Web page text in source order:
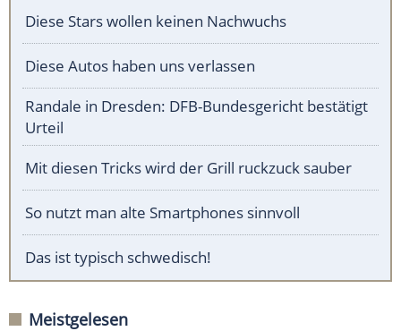
Diese Stars wollen keinen Nachwuchs
Diese Autos haben uns verlassen
Randale in Dresden: DFB-Bundesgericht bestätigt
Urteil
Mit diesen Tricks wird der Grill ruckzuck sauber
So nutzt man alte Smartphones sinnvoll
Das ist typisch schwedisch!
Meistgelesen